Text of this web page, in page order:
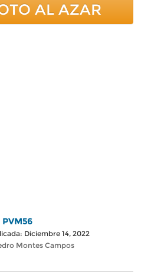
AL AZAR
PVM56
Diciembre 14, 2022
Montes Campos